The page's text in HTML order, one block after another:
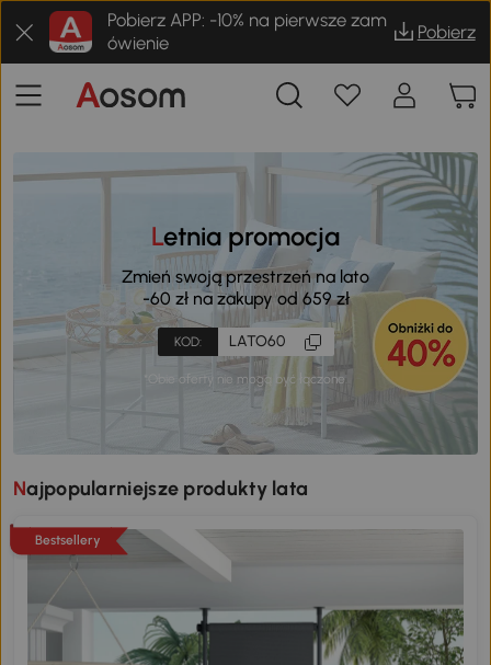
Pobierz APP: -10% na pierwsze zam
ówienie
Pobierz
Letnia promocja
Zmień swoją przestrzeń na lato
-60 zł na zakupy od 659 zł
KOD: LATO60
*Obie oferty nie mogą być łączone.
Najpopularniejsze produkty lata
Bestsellery